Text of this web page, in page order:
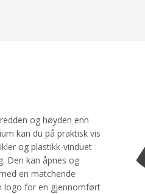
og høyden enn
kan du på praktisk vis
og plastikk-vinduet
Den kan åpnes og
en matchende
logo for en gjennomført